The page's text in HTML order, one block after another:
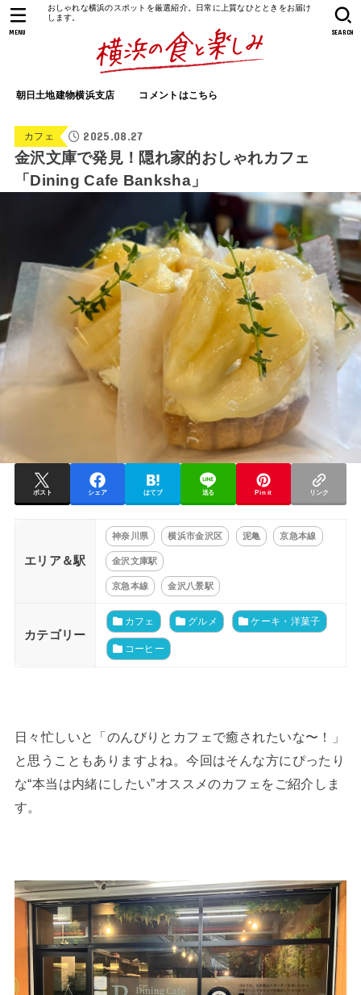
おしゃれな横浜のスポットを厳選紹介。日常に上質なひとときをお届け
します。
朝日土地建物横浜支店 コメントはこちら
SEARCH
MENU
カフェ 2025.08.27
金沢文庫で発見！隠れ家的おしゃれカフェ
「Dining Cafe Banksha」
ポスト シェア はてブ 送る Pin it リンク
エリア＆駅
神奈川県 横浜市金沢区 泥亀 京急本線
金沢文庫駅
京急本線 金沢八景駅
カテゴリー
カフェ グルメ ケーキ・洋菓子
コーヒー
日々忙しいと「のんびりとカフェで癒されたいな〜！」
と思うこともありますよね。今回はそんな方にぴったり
な“本当は内緒にしたい”オススメのカフェをご紹介しま
す。